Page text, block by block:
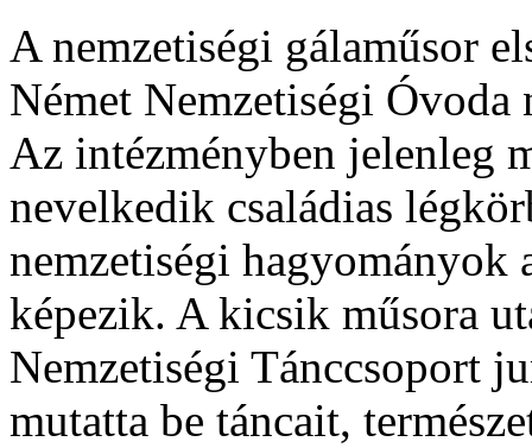
A nemzetiségi gálaműsor
Német Nemzetiségi Óvoda
Az intézményben jelenleg
nevelkedik családias
nemzetiségi hagyományok
képezik. A kicsik műsora
Nemzetiségi Tánccsoport
mutatta be táncait,